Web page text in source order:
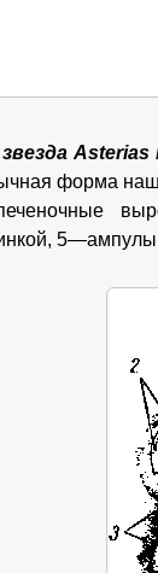
Asterias
форма